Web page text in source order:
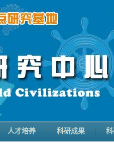
人才培养 科研成果